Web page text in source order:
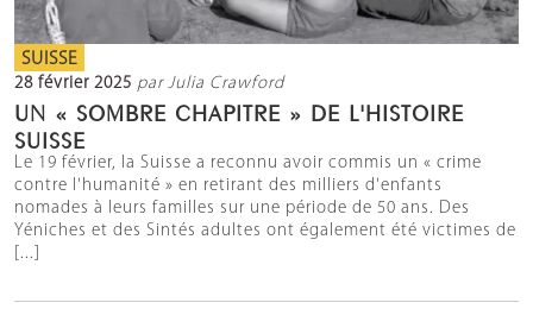
SUISSE
28 février 2025 par Julia Crawford
UN « SOMBRE CHAPITRE » DE L'HISTOIRE
SUISSE
Le 19 février, la Suisse a reconnu avoir commis un « crime
contre l'humanité » en retirant des milliers d'enfants
nomades à leurs familles sur une période de 50 ans. Des
Yéniches et des Sintés adultes ont également été victimes de
[...]